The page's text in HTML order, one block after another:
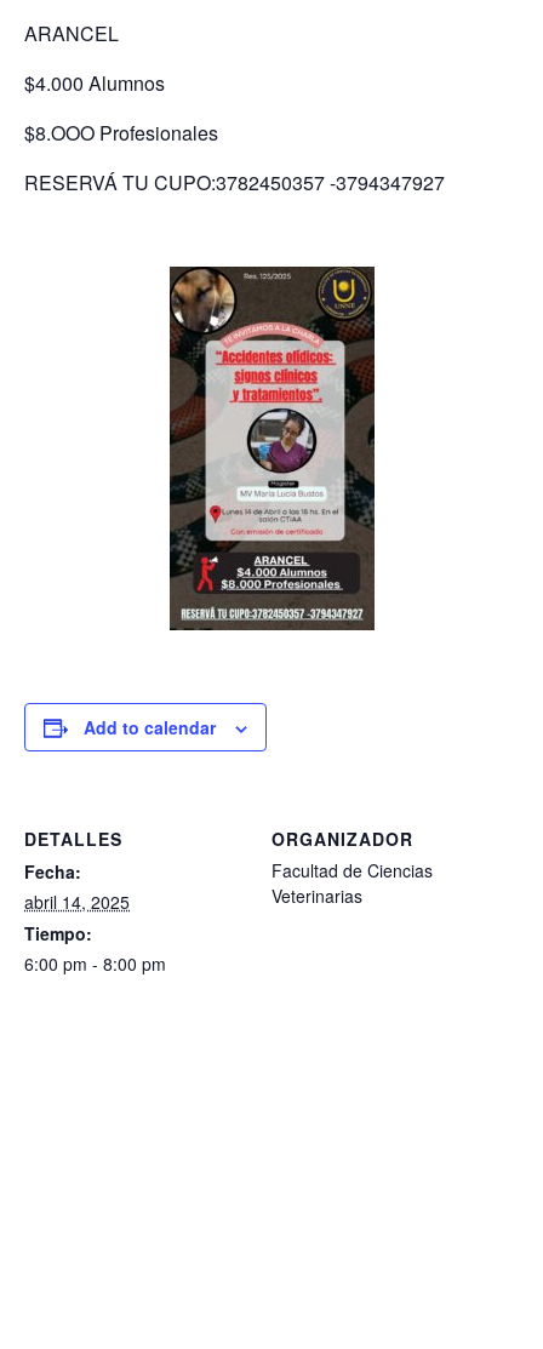
ARANCEL
$4.000 Alumnos
$8.OOO Profesionales
RESERVÁ TU CUPO:3782450357 -3794347927
Add to calendar
DETALLES
Fecha:
abril 14, 2025
Tiempo:
6:00 pm - 8:00 pm
ORGANIZADOR
Facultad de Ciencias
Veterinarias